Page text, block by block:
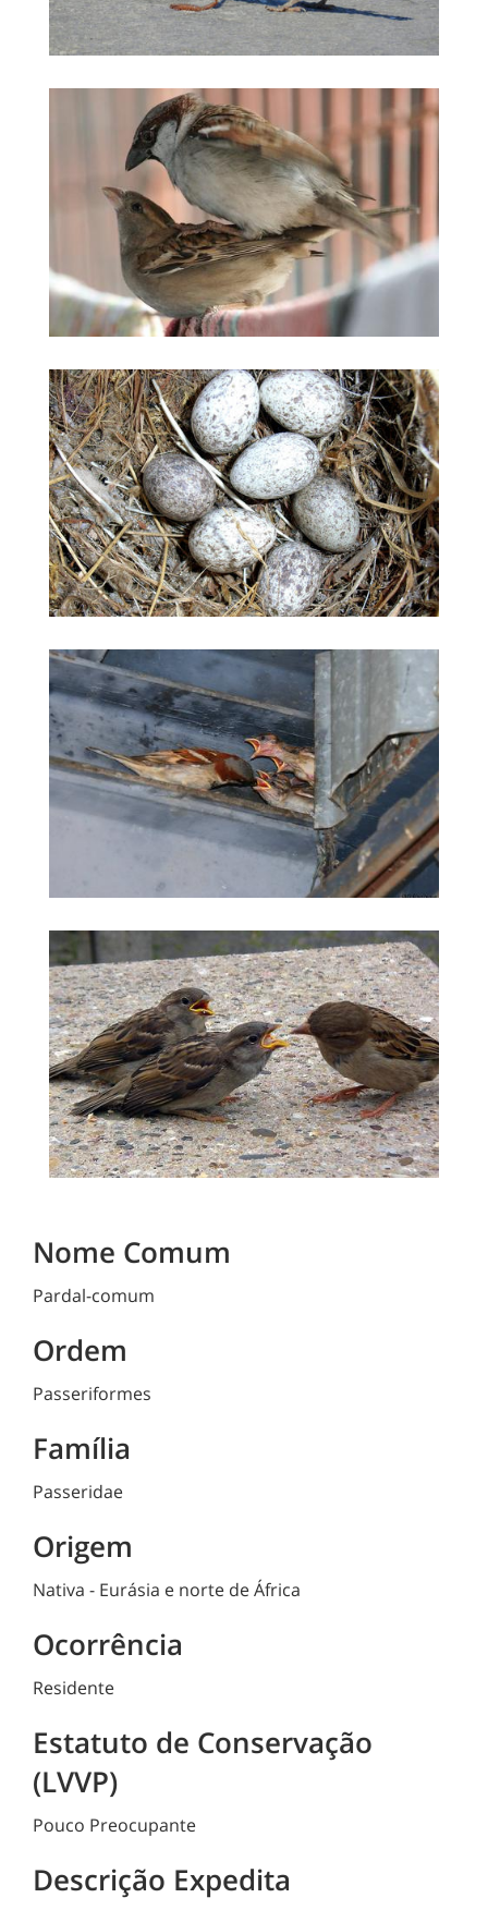
Nome Comum
Pardal-comum
Ordem
Passeriformes
Família
Passeridae
Origem
Nativa - Eurásia e norte de África
Ocorrência
Residente
Estatuto de Conservação
(LVVP)
Pouco Preocupante
Descrição Expedita